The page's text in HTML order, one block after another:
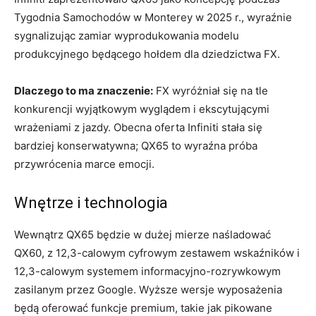
Tygodnia Samochodów w Monterey w 2025 r., wyraźnie
sygnalizując zamiar wyprodukowania modelu
produkcyjnego będącego hołdem dla dziedzictwa FX.
Dlaczego to ma znaczenie: FX wyróżniał się na tle
konkurencji wyjątkowym wyglądem i ekscytującymi
wrażeniami z jazdy. Obecna oferta Infiniti stała się
bardziej konserwatywna; QX65 to wyraźna próba
przywrócenia marce emocji.
Wnętrze i technologia
Wewnątrz QX65 będzie w dużej mierze naśladować
QX60, z 12,3-calowym cyfrowym zestawem wskaźników i
12,3-calowym systemem informacyjno-rozrywkowym
zasilanym przez Google. Wyższe wersje wyposażenia
będą oferować funkcje premium, takie jak pikowane